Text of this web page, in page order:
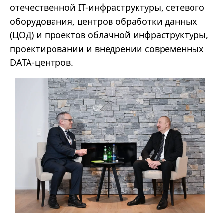
отечественной IT-инфраструктуры, сетевого
оборудования, центров обработки данных
(ЦОД) и проектов облачной инфраструктуры,
проектировании и внедрении современных
DATA-центров.